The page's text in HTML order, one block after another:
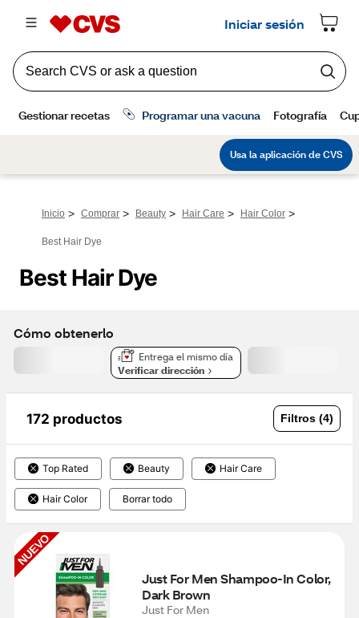
Inicio > Comprar > Beauty > Hair Care > Hair Color >
Best Hair Dye
Best Hair Dye
Cómo obtenerlo
Entrega el mismo día
Verificar dirección
172 productos Filtros (4)
Top Rated Beauty Hair Care
Hair Color Borrar todo
NUEVO
Just For Men Shampoo-In Color,
Dark Brown
Just For Men